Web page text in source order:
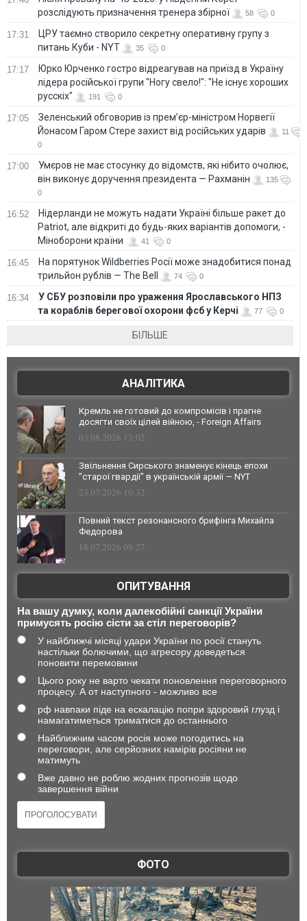
розслідують призначення тренера збірної
58 0
17:31
ЦРУ таємно створило секретну оперативну групу з
питань Куби - NYT
35 0
17:17
Юрко Юрченко гостро відреагував на приїзд в Україну
лідера російської групи "Ногу свело!": "Не існує хороших
русскіх"
191 0
17:05
Зеленський обговорив із прем’єр-міністром Норвегії
Йонасом Гаром Стере захист від російських ударів
11
0
17:00
Умєров не має стосунку до відомств, які нібито очолює,
він виконує доручення президента — Рахманін
135
0
16:52
Нідерланди не можуть надати Україні більше ракет до
Patriot, але відкриті до будь-яких варіантів допомоги, -
Міноборони країни
41 0
16:45
На порятунок Wildberries Росії може знадобитися понад
трильйон рублів — The Bell
74 0
16:34
У СБУ розповіли про ураження Ярославського НПЗ
та кораблів берегової охорони фсб у Керчі
77 0
БІЛЬШЕ
АНАЛІТИКА
Кремль не готовий до компромісів і прагне
досягти своїх цілей війною, - Foreign Affairs
03.08.2026 13:02
Звільнення Сирського знаменує кінець епохи
"старої гвардії" в українській армії — NYT
23.07.2026 10:32
Повний текст резонансного брифінга Михайла
Федорова
18.07.2026 09:27
ОПИТУВАННЯ
На вашу думку, коли далекобійні санкції України
примусять росію сісти за стіл переговорів?
У найближчі місяці удари України по росії стануть
настільки болючими, що агресору доведеться
поновити перемовини
Цього року не варто чекати поновлення переговорного
процесу. А от наступного - можливо все
рф навпаки піде на ескалацію попри здоровий глузд і
намагатиметься триматися до останнього
Найближчим часом росія може погодитись на
переговори, але серйозних намірів росіяни не
матимуть
Вже давно не роблю жодних прогнозів щодо
завершення війни
ФОТО